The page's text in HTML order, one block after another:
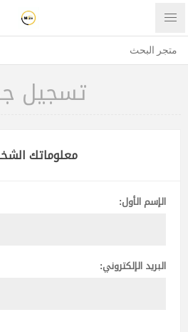
تسجيل
معلوماتك
الإسم الأول:
البريد الإلكتروني: